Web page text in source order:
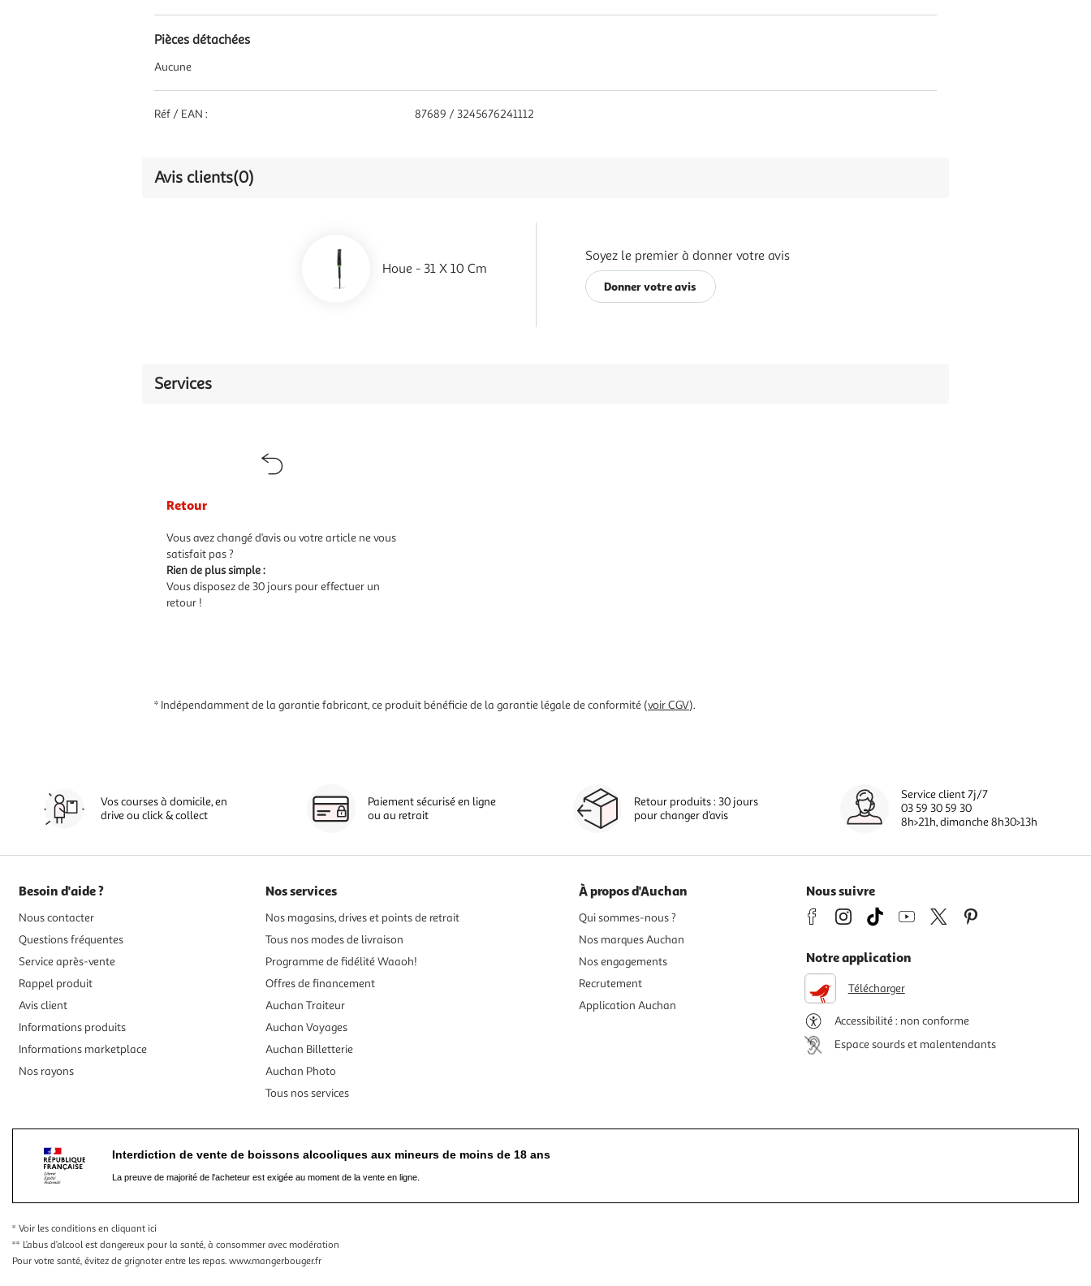
Pièces détachées
Aucune
Réf / EAN : 87689 / 3245676241112
Avis clients(0)
Houe - 31 X 10 Cm
Soyez le premier à donner votre avis
Donner votre avis
Services
Retour
Vous avez changé d’avis ou votre article ne vous
satisfait pas ?
Rien de plus simple :
Vous disposez de 30 jours pour effectuer un
retour !
* Indépendamment de la garantie fabricant, ce produit bénéficie de la garantie légale de conformité (voir CGV).
Vos courses à domicile, en
drive ou click & collect
Paiement sécurisé en ligne
ou au retrait
Retour produits : 30 jours
pour changer d’avis
Service client 7j/7
03 59 30 59 30
8h>21h, dimanche 8h30>13h
Besoin d'aide ?
Nous contacter
Questions fréquentes
Service après-vente
Rappel produit
Avis client
Informations produits
Informations marketplace
Nos rayons
Nos services
Nos magasins, drives et points de retrait
Tous nos modes de livraison
Programme de fidélité Waaoh!
Offres de financement
Auchan Traiteur
Auchan Voyages
Auchan Billetterie
Auchan Photo
Tous nos services
À propos d'Auchan
Qui sommes-nous ?
Nos marques Auchan
Nos engagements
Recrutement
Application Auchan
Nous suivre
Notre application
Télécharger
Accessibilité : non conforme
Espace sourds et malentendants
Interdiction de vente de boissons alcooliques aux mineurs de moins de 18 ans
La preuve de majorité de l'acheteur est exigée au moment de la vente en ligne.
* Voir les conditions en cliquant ici
** L’abus d’alcool est dangereux pour la santé, à consommer avec modération
Pour votre santé, évitez de grignoter entre les repas. www.mangerbouger.fr